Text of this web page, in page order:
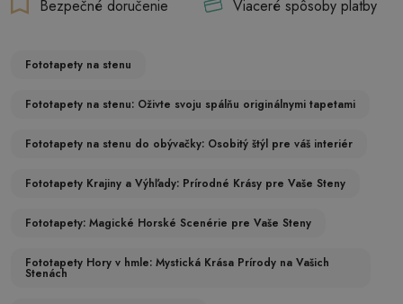
Bezpečné doručenie Viaceré spôsoby platby
Fototapety na stenu
Fototapety na stenu: Oživte svoju spálňu originálnymi tapetami
Fototapety na stenu do obývačky: Osobitý štýl pre váš interiér
Fototapety Krajiny a Výhľady: Prírodné Krásy pre Vaše Steny
Fototapety: Magické Horské Scenérie pre Vaše Steny
Fototapety Hory v hmle: Mystická Krása Prírody na Vašich
Stenách